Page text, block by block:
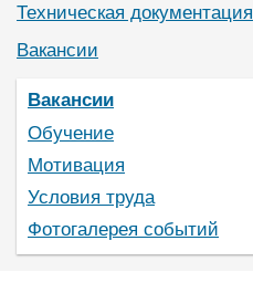
Техническая документация
Вакансии
Вакансии
Обучение
Мотивация
Условия труда
Фотогалерея событий